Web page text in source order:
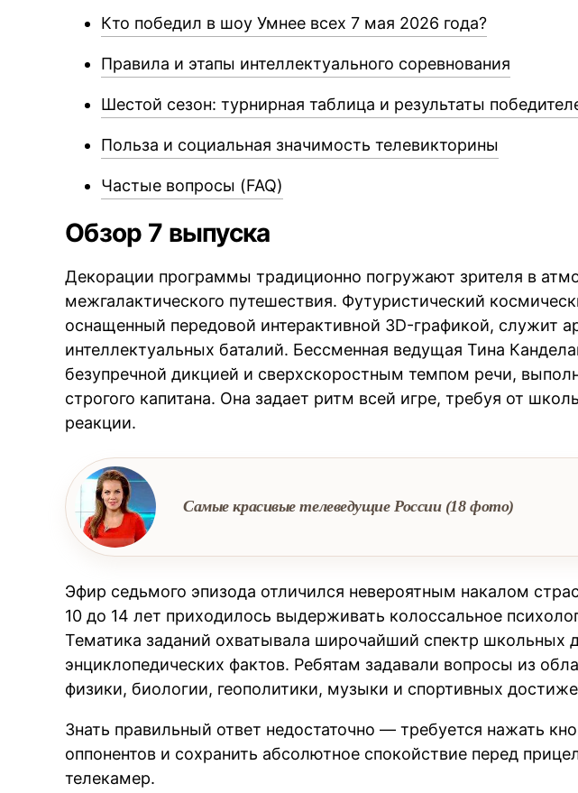
Кто победил в шоу Умнее всех 7 мая 2026 года?
Правила и этапы интеллектуального соревнования
Шестой сезон: турнирная таблица и результаты
Польза и социальная значимость телевикторины
Частые вопросы (FAQ)
Обзор 7 выпуска
Декорации программы традиционно погружают зрителя в
межгалактического путешествия. Футуристический
оснащенный передовой интерактивной 3D-графикой, служит
интеллектуальных баталий. Бессменная ведущая Тина
безупречной дикцией и сверхскоростным темпом речи,
строгого капитана. Она задает ритм всей игре, требуя от
реакции.
Самые красивые телеведущие России (18 фото)
Эфир седьмого эпизода отличился невероятным накалом
10 до 14 лет приходилось выдерживать колоссальное
Тематика заданий охватывала широчайший спектр школьных
энциклопедических фактов. Ребятам задавали вопросы из
физики, биологии, геополитики, музыки и спортивных
Знать правильный ответ недостаточно — требуется нажать
оппонентов и сохранить абсолютное спокойствие перед
телекамер.
BREAKING